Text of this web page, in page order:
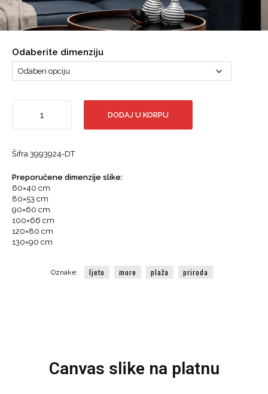
Odaberite dimenziju
plaži,
fotografija
količina
DODAJ U KORPU
Šifra 3993924-DT
Preporučene dimenzije slike:
60×40 cm
80×53 cm
90×60 cm
100×66 cm
120×80 cm
130×90 cm
Oznake: ljeto more plaža priroda
Canvas slike na platnu